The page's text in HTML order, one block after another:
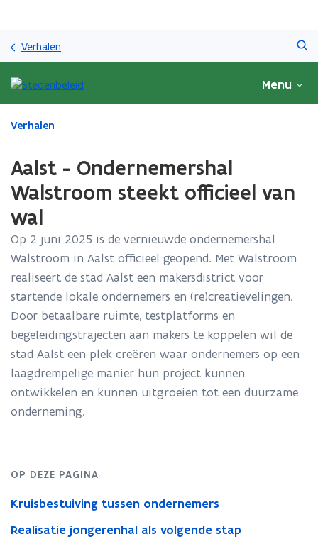
gaan
Verhalen
Menu
Gedaan
bevindt
zich
op:
Aalst
Ondernemershal
Walstroom
officieel
van
wal
Verhalen
Aalst - Ondernemershal
Walstroom steekt officieel van
wal
Op 2 juni 2025 is de vernieuwde ondernemershal
Walstroom in Aalst officieel geopend. Met Walstroom
realiseert de stad Aalst een makersdistrict voor
startende lokale ondernemers en (re)creatievelingen.
Door betaalbare ruimte, testplatforms en
begeleidingstrajecten aan makers te koppelen wil de
stad Aalst een plek creëren waar ondernemers op een
laagdrempelige manier hun project kunnen
ontwikkelen en kunnen uitgroeien tot een duurzame
onderneming.
OP DEZE PAGINA
Kruisbestuiving tussen ondernemers
Realisatie jongerenhal als volgende stap